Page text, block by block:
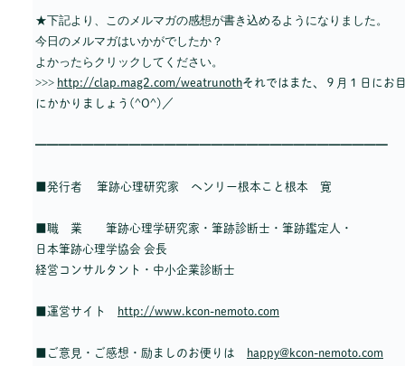
★下記より、このメルマガの感想が書き込めるようになりました。
今日のメルマガはいかがでしたか？
よかったらクリックしてください。
>>> http://clap.mag2.com/weatrunothそれではまた、９月１日にお
にかかりましょう(^O^)／
━━━━━━━━━━━━━━━━━━━━━━━━━━━━━━
■発行者 筆跡心理研究家 ヘンリー根本こと根本 寛
■職 業 筆跡心理学研究家・筆跡診断士・筆跡鑑定人・
日本筆跡心理学協会 会長
経営コンサルタント・中小企業診断士
■運営サイト http://www.kcon-nemoto.com
■ご意見・ご感想・励ましのお便りは happy@kcon-nemoto.com